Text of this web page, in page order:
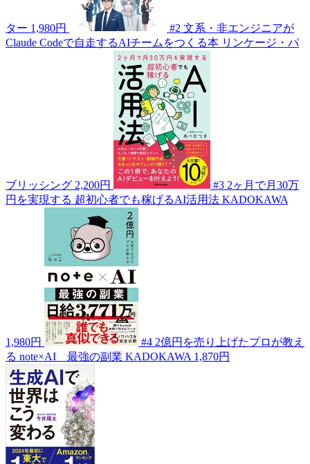
ター 1,980円 #2 文系・非エンジニアが
Claude Codeで自走するAIチームをつくる本 リンケージ・パ
ブリッシング 2,200円 #3 2ヶ月で月30万
円を実現する 超初心者でも稼げるAI活用法 KADOKAWA
1,980円 #4 2億円を売り上げたプロが教え
る note×AI 最強の副業 KADOKAWA 1,870円